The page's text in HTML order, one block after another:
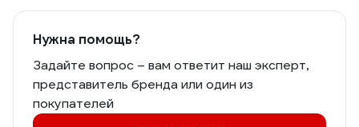
Нужна помощь?
Задайте вопрос – вам ответит наш эксперт,
представитель бренда или один из
покупателей